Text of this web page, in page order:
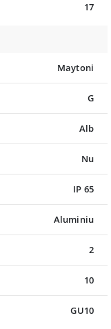
17
Maytoni
G
Alb
Nu
IP 65
Aluminiu
2
10
GU10